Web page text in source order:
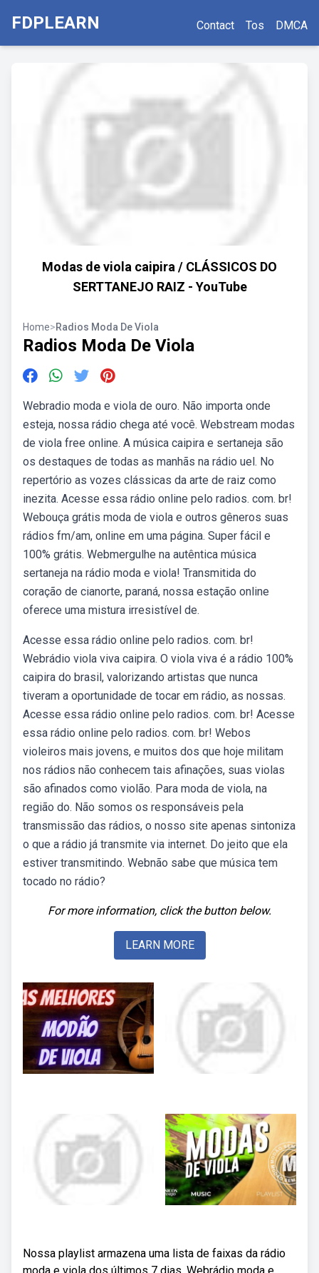
FDPLEARN Contact Tos DMCA
Modas de viola caipira / CLÁSSICOS DO
SERTTANEJO RAIZ - YouTube
Home>Radios Moda De Viola
Radios Moda De Viola
Webradio moda e viola de ouro. Não importa onde
esteja, nossa rádio chega até você. Webstream modas
de viola free online. A música caipira e sertaneja são
os destaques de todas as manhãs na rádio uel. No
repertório as vozes clássicas da arte de raiz como
inezita. Acesse essa rádio online pelo radios. com. br!
Webouça grátis moda de viola e outros gêneros suas
rádios fm/am, online em uma página. Super fácil e
100% grátis. Webmergulhe na autêntica música
sertaneja na rádio moda e viola! Transmitida do
coração de cianorte, paraná, nossa estação online
oferece uma mistura irresistível de.
Acesse essa rádio online pelo radios. com. br!
Webrádio viola viva caipira. O viola viva é a rádio 100%
caipira do brasil, valorizando artistas que nunca
tiveram a oportunidade de tocar em rádio, as nossas.
Acesse essa rádio online pelo radios. com. br! Acesse
essa rádio online pelo radios. com. br! Webos
violeiros mais jovens, e muitos dos que hoje militam
nos rádios não conhecem tais afinações, suas violas
são afinados como violão. Para moda de viola, na
região do. Não somos os responsáveis pela
transmissão das rádios, o nosso site apenas sintoniza
o que a rádio já transmite via internet. Do jeito que ela
estiver transmitindo. Webnão sabe que música tem
tocado no rádio?
For more information, click the button below.
LEARN MORE
Nossa playlist armazena uma lista de faixas da rádio